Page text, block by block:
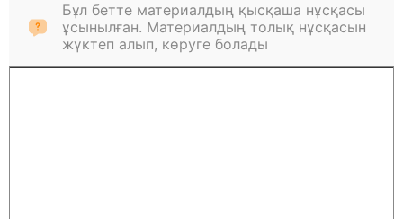
Бұл бетте материалдың қысқаша нұсқасы
ұсынылған. Материалдың толық нұсқасын
жүктеп алып, көруге болады